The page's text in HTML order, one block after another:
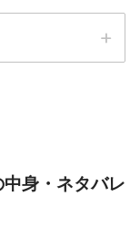
身・ネタバレ